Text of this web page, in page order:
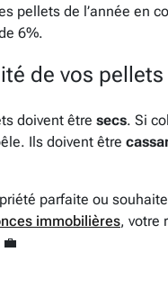
pellets de l’année en
6%.
de vos pellets
doivent être secs. Si
Ils doivent être
parfaite ou
immobilières, votre